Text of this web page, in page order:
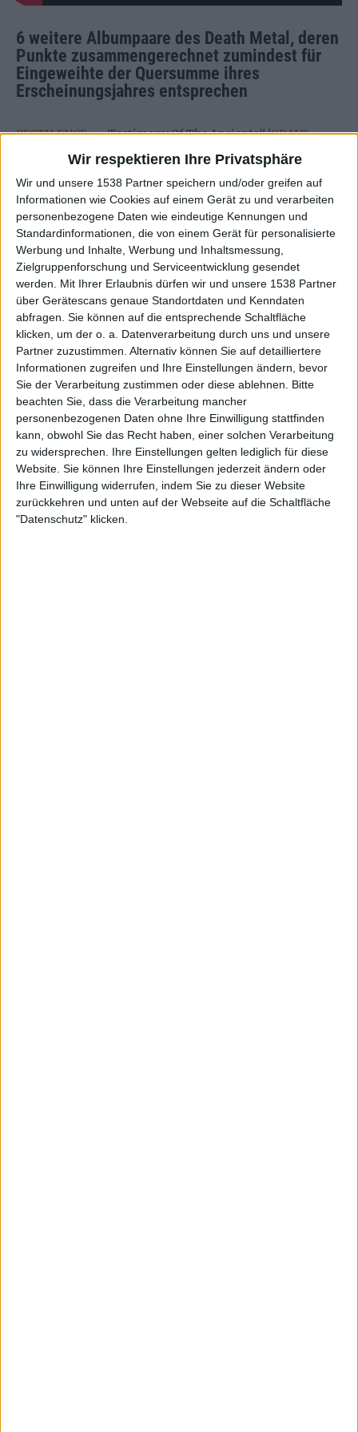
Wir respektieren Ihre Privatsphäre
Wir und unsere 1538 Partner speichern und/oder greifen auf
Informationen wie Cookies auf einem Gerät zu und verarbeiten
personenbezogene Daten wie eindeutige Kennungen und
Standardinformationen, die von einem Gerät für personalisierte
Werbung und Inhalte, Werbung und Inhaltsmessung,
Zielgruppenforschung und Serviceentwicklung gesendet
werden.
Mit Ihrer Erlaubnis dürfen wir und unsere 1538 Partner
über Gerätescans genaue Standortdaten und Kenndaten
abfragen. Sie können auf die entsprechende Schaltfläche
klicken, um der o. a. Datenverarbeitung durch uns und unsere
Partner zuzustimmen. Alternativ können Sie auf detailliertere
Informationen zugreifen und Ihre Einstellungen ändern, bevor
Sie der Verarbeitung zustimmen oder diese ablehnen.
Bitte
beachten Sie, dass die Verarbeitung mancher
personenbezogenen Daten ohne Ihre Einwilligung stattfinden
kann, obwohl Sie das Recht haben, einer solchen Verarbeitung
zu widersprechen. Ihre Einstellungen gelten lediglich für diese
Website. Sie können Ihre Einstellungen jederzeit ändern oder
Ihre Einwilligung widerrufen, indem Sie zu dieser Website
zurückkehren und unten auf der Webseite auf die Schaltfläche
"Datenschutz" klicken.
6 weitere Albumpaare des Death Metal, deren
Punkte zusammengerechnet zumindest für
Eingeweihte der Quersumme ihres
Erscheinungsjahres entsprechen
PESTILENCE– „Testimony Of The Ancients“/GRAVE–
„Into The Grave“
ENTOMBED – „Left Hand Path“/CANNIBAL CORPSE–
„Eaten Back To Life“
– „Harmony Corruption“/NUCLEAR
DEATH – „Bride Of Insect“
OBITUARY– „Cause Of Death“/PUNGENT STENCH– „For
God Your Soul … For Me Your Flesh“
DEATH – „Spiritual Healing“/DEICIDE– „Deicide“
NOCTURNUS– „The Key“/ATHEIST – „Piece Of Time“